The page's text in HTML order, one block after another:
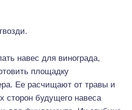
навес для винограда,
площадку
Ее расчищают от травы и
сторон будущего навеса